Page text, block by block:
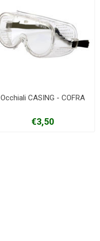
Occhiali CASING - COFRA
€3,50